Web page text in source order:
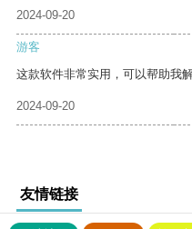
2024-09-20
游客
这款软件非常实用，可以帮助我
2024-09-20
友情链接